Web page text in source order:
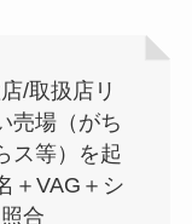
/取扱店リ
場（がち
ス等）を起
＋VAG＋シ
合